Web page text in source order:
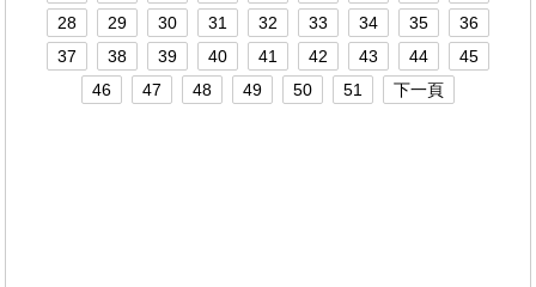
28
29 30 31 32 33 34 35
36
37
38 39 40 41 42 43 44
45
46
47 48 49 50 51 下一頁